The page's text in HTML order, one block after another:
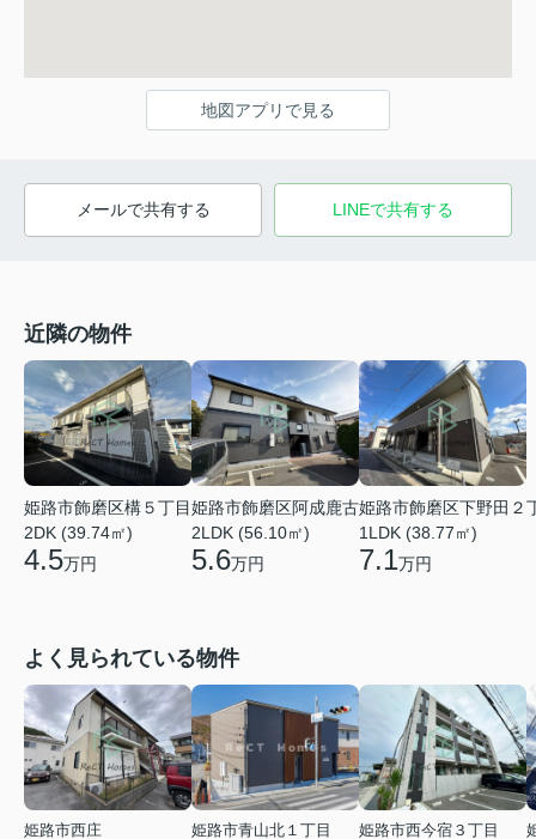
地図アプリで見る
メールで共有する LINEで共有する
近隣の物件
姫路市飾磨区構５丁目
2DK (39.74㎡)
4.5万円
姫路市飾磨区阿成鹿古
2LDK (56.10㎡)
5.6万円
姫路市飾磨区下野田２
1LDK (38.77㎡)
7.1万円
よく見られている物件
姫路市西庄
姫路市青山北１丁目
姫路市西今宿３丁目